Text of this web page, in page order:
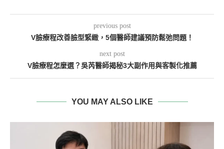
previous post
V臉療程改善臉型緊緻，5個醫師建議預防鬆弛問題！
next post
V臉療程怎麼選？吳芮醫師揭秘3大副作用與客製化推薦
YOU MAY ALSO LIKE